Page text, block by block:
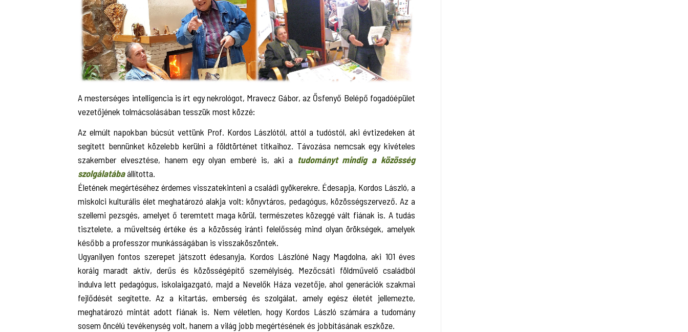
A mesterséges intelligencia is írt egy nekrológot, Mravecz Gábor, az Ősfenyő Belépő fogadóépület
vezetőjének tolmácsolásában tesszük most közzé:
Az elmúlt napokban búcsút vettünk Prof. Kordos Lászlótól, attól a tudóstól, aki évtizedeken át
segített bennünket közelebb kerülni a földtörténet titkaihoz. Távozása nemcsak egy kivételes
szakember elvesztése, hanem egy olyan emberé is, aki a tudományt mindig a közösség
szolgálatábaállította.
Életének megértéséhez érdemes visszatekinteni a családi gyökerekre. Édesapja, Kordos László, a
miskolci kulturális élet meghatározó alakja volt: könyvtáros, pedagógus, közösségszervező. Az a
szellemi pezsgés, amelyet ő teremtett maga körül, természetes közeggé vált fiának is. A tudás
tisztelete, a műveltség értéke és a közösség iránti felelősség mind olyan örökségek, amelyek
később a professzor munkásságában is visszaköszöntek.
Ugyanilyen fontos szerepet játszott édesanyja, Kordos Lászlóné Nagy Magdolna, aki 101 éves
koráig maradt aktív, derűs és közösségépítő személyiség. Mezőcsáti földművelő családból
indulva lett pedagógus, iskolaigazgató, majd a Nevelők Háza vezetője, ahol generációk szakmai
fejlődését segítette. Az a kitartás, emberség és szolgálat, amely egész életét jellemezte,
meghatározó mintát adott fiának is. Nem véletlen, hogy Kordos László számára a tudomány
sosem öncélú tevékenység volt, hanem a világ jobb megértésének és jobbításának eszköze.